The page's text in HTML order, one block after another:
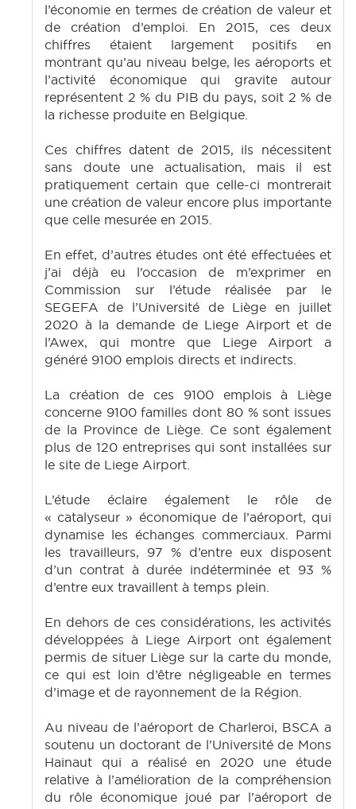
l’économie en termes de création de valeur et
de création d’emploi. En 2015, ces deux
chiffres étaient largement positifs en
montrant qu’au niveau belge, les aéroports et
l’activité économique qui gravite autour
représentent 2 % du PIB du pays, soit 2 % de
la richesse produite en Belgique.
Ces chiffres datent de 2015, ils nécessitent
sans doute une actualisation, mais il est
pratiquement certain que celle-ci montrerait
une création de valeur encore plus importante
que celle mesurée en 2015.
En effet, d’autres études ont été effectuées et
j’ai déjà eu l’occasion de m’exprimer en
Commission sur l’étude réalisée par le
SEGEFA de l’Université de Liège en juillet
2020 à la demande de Liege Airport et de
l’Awex, qui montre que Liege Airport a
généré 9100 emplois directs et indirects.
La création de ces 9100 emplois à Liège
concerne 9100 familles dont 80 % sont issues
de la Province de Liège. Ce sont également
plus de 120 entreprises qui sont installées sur
le site de Liege Airport.
L’étude éclaire également le rôle de
« catalyseur » économique de l’aéroport, qui
dynamise les échanges commerciaux. Parmi
les travailleurs, 97 % d’entre eux disposent
d’un contrat à durée indéterminée et 93 %
d’entre eux travaillent à temps plein.
En dehors de ces considérations, les activités
développées à Liege Airport ont également
permis de situer Liège sur la carte du monde,
ce qui est loin d’être négligeable en termes
d’image et de rayonnement de la Région.
Au niveau de l’aéroport de Charleroi, BSCA a
soutenu un doctorant de l’Université de Mons
Hainaut qui a réalisé en 2020 une étude
relative à l’amélioration de la compréhension
du rôle économique joué par l’aéroport de